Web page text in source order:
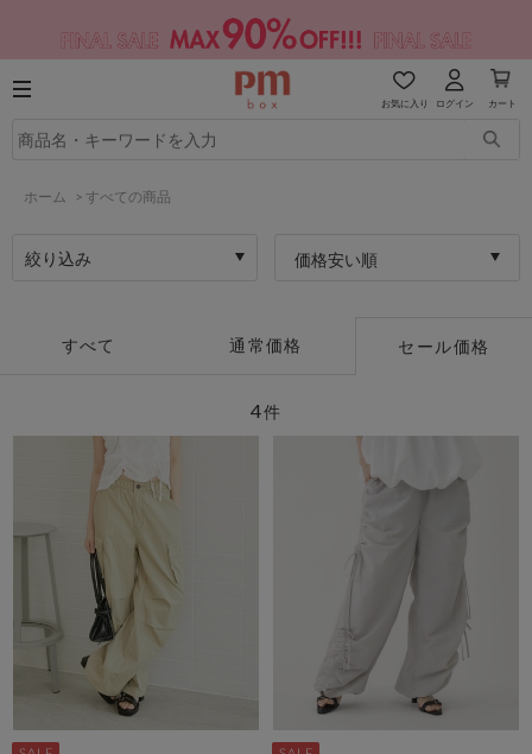
お気に入り ログイン カート
ホーム > すべての商品
絞り込み 価格安い順
すべて 通常価格 セール価格
4件